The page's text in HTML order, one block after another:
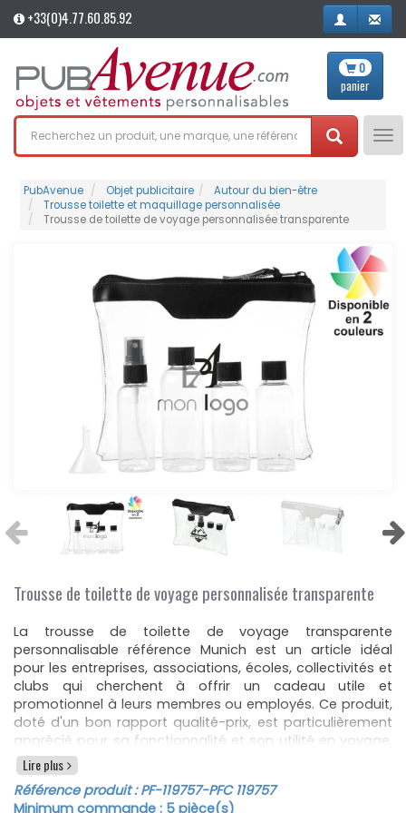
+33(0)4.77.60.85.92
0
panier
PubAvenue Objet publicitaire
Autour du bien-être
Trousse toilette et maquillage personnalisée
Trousse de toilette de voyage personnalisée transparente
Trousse de toilette de voyage personnalisée transparente
La trousse de toilette de voyage transparente
personnalisable référence Munich est un article idéal
pour les entreprises, associations, écoles, collectivités et
clubs qui cherchent à offrir un cadeau utile et
promotionnel à leurs membres ou employés. Ce produit,
doté d'un bon rapport qualité-prix, est particulièrement
apprécié pour sa fonctionnalité et son utilité en voyage,
notamment en avion, où il est accepté à bord par les
compagnies aériennes.
Cette trousse de toilette personnalisée comprend deux
Lire plus
Référence produit :PF-119757-PFC 119757
Minimum commande : 5 pièce(s)